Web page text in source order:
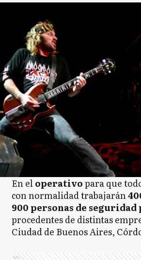
En eloperativopara que
con normalidad trabajarán
900 personas de
procedentes de distintas
Ciudad de Buenos Aires,
Ads